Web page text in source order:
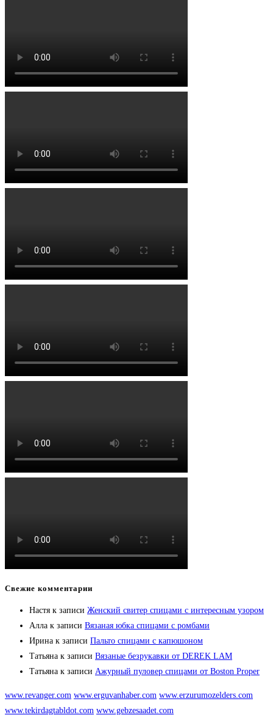
Свежие комментарии
Настя к записи Женский свитер спицами с интересным узором
Алла к записи Вязаная юбка спицами с ромбами
Ирина к записи Пальто спицами с капюшоном
Татьяна к записи Вязаные безрукавки от DEREK LAM
Татьяна к записи Ажурный пуловер спицами от Boston Proper
www.revanger.com www.erguvanhaber.com www.erzurumozelders.com
www.tekirdagtabldot.com www.gebzesaadet.com